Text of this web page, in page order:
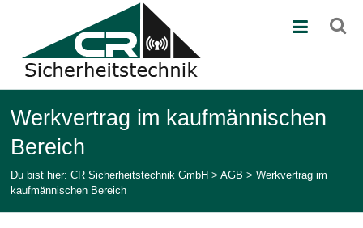
Sicherheitstechnik
GmbH
Ihr
Partner
in
der
Sicherheitstechnik
Werkvertrag im kaufmännischen
Bereich
Du bist hier: CR Sicherheitstechnik GmbH >AGB >Werkvertrag im
kaufmännischen Bereich